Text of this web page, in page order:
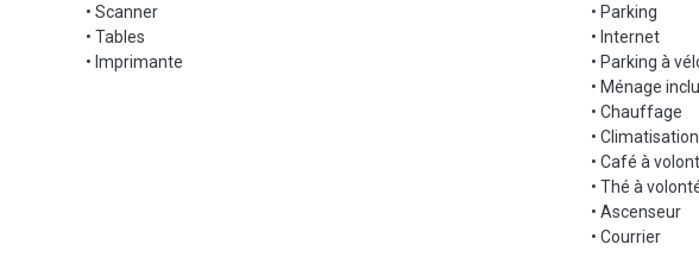
• Scanner
• Tables
• Imprimante
• Parking
• Internet
• Parking à
• Ménage
• Chauffage
• Climatisation
• Café à
• Thé à
• Ascenseur
• Courrier